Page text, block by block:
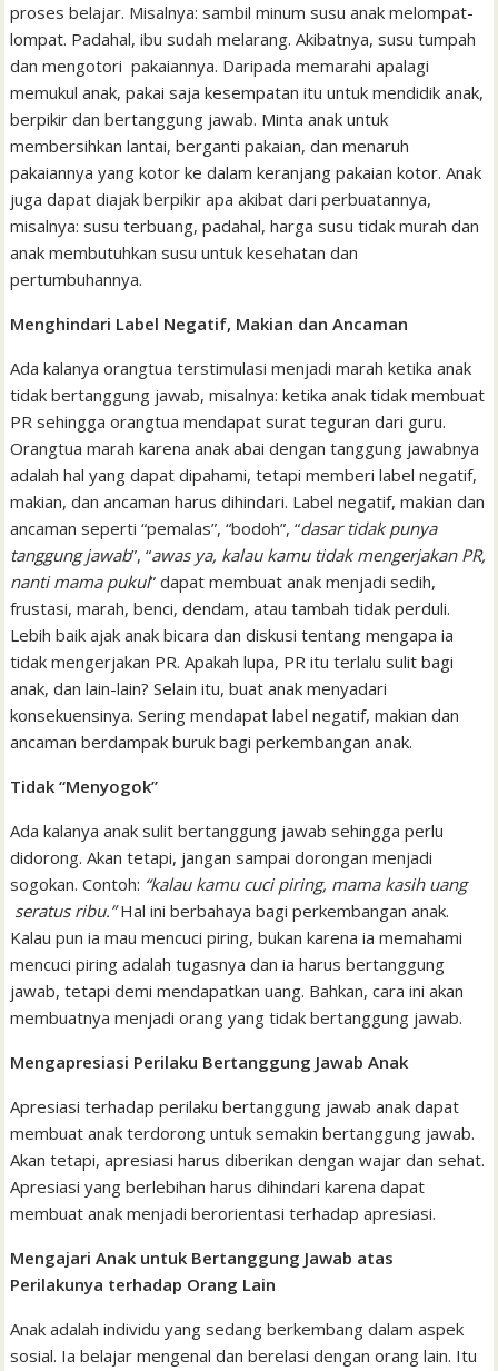
proses belajar. Misalnya: sambil minum susu anak melompat-
lompat. Padahal, ibu sudah melarang. Akibatnya, susu tumpah
dan mengotori pakaiannya. Daripada memarahi apalagi
memukul anak, pakai saja kesempatan itu untuk mendidik anak,
berpikir dan bertanggung jawab. Minta anak untuk
membersihkan lantai, berganti pakaian, dan menaruh
pakaiannya yang kotor ke dalam keranjang pakaian kotor. Anak
juga dapat diajak berpikir apa akibat dari perbuatannya,
misalnya: susu terbuang, padahal, harga susu tidak murah dan
anak membutuhkan susu untuk kesehatan dan
pertumbuhannya.
Menghindari Label Negatif, Makian dan Ancaman
Ada kalanya orangtua terstimulasi menjadi marah ketika anak
tidak bertanggung jawab, misalnya: ketika anak tidak membuat
PR sehingga orangtua mendapat surat teguran dari guru.
Orangtua marah karena anak abai dengan tanggung jawabnya
adalah hal yang dapat dipahami, tetapi memberi label negatif,
makian, dan ancaman harus dihindari. Label negatif, makian dan
ancaman seperti “pemalas”, “bodoh”, “dasar tidak punya
tanggung jawab”, “awas ya, kalau kamu tidak mengerjakan PR,
nanti mama pukul” dapat membuat anak menjadi sedih,
frustasi, marah, benci, dendam, atau tambah tidak perduli.
Lebih baik ajak anak bicara dan diskusi tentang mengapa ia
tidak mengerjakan PR. Apakah lupa, PR itu terlalu sulit bagi
anak, dan lain-lain? Selain itu, buat anak menyadari
konsekuensinya. Sering mendapat label negatif, makian dan
ancaman berdampak buruk bagi perkembangan anak.
Tidak “Menyogok”
Ada kalanya anak sulit bertanggung jawab sehingga perlu
didorong. Akan tetapi, jangan sampai dorongan menjadi
sogokan. Contoh: “kalau kamu cuci piring, mama kasih uang
seratus ribu.”Hal ini berbahaya bagi perkembangan anak.
Kalau pun ia mau mencuci piring, bukan karena ia memahami
mencuci piring adalah tugasnya dan ia harus bertanggung
jawab, tetapi demi mendapatkan uang. Bahkan, cara ini akan
membuatnya menjadi orang yang tidak bertanggung jawab.
Mengapresiasi Perilaku Bertanggung Jawab Anak
Apresiasi terhadap perilaku bertanggung jawab anak dapat
membuat anak terdorong untuk semakin bertanggung jawab.
Akan tetapi, apresiasi harus diberikan dengan wajar dan sehat.
Apresiasi yang berlebihan harus dihindari karena dapat
membuat anak menjadi berorientasi terhadap apresiasi.
Mengajari Anak untuk Bertanggung Jawab atas
Perilakunya terhadap Orang Lain
Anak adalah individu yang sedang berkembang dalam aspek
sosial. Ia belajar mengenal dan berelasi dengan orang lain. Itu